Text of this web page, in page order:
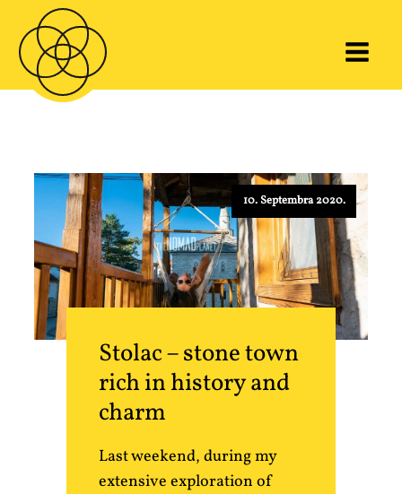
10. Septembra 2020.
Stolac – stone town
rich in history and
charm
Last weekend, during my
extensive exploration of